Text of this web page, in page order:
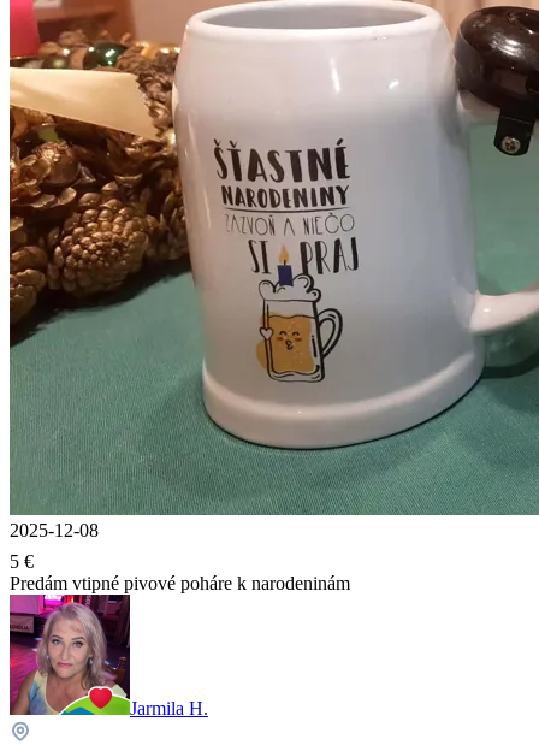
2025-12-08
5 €
Predám vtipné pivové poháre k narodeninám
Jarmila H.